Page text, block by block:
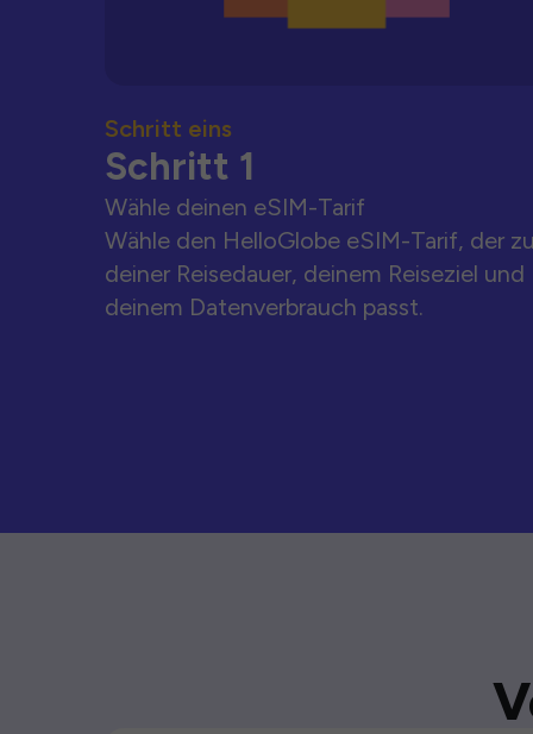
Schritt eins
Schritt 1
Wähle deinen eSIM-Tarif
Wähle den HelloGlobe eSIM-Tarif, der
deiner Reisedauer, deinem Reiseziel und
deinem Datenverbrauch passt.